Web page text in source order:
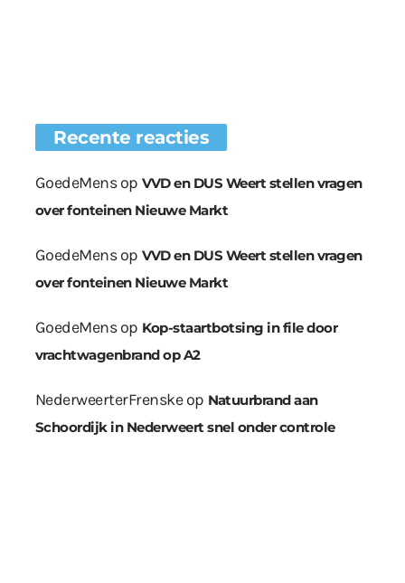
Recente reacties
GoedeMensop VVD en DUS Weert stellen vragen
over fonteinen Nieuwe Markt
GoedeMensop VVD en DUS Weert stellen vragen
over fonteinen Nieuwe Markt
GoedeMensop Kop-staartbotsing in file door
vrachtwagenbrand op A2
NederweerterFrenskeop Natuurbrand aan
Schoordijk in Nederweert snel onder controle